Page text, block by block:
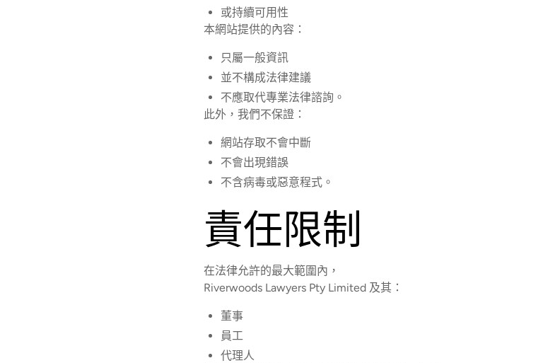
或持續可用性
本網站提供的內容：
只屬一般資訊
並不構成法律建議
不應取代專業法律諮詢。
此外，我們不保證：
網站存取不會中斷
不會出現錯誤
不含病毒或惡意程式。
責任限制
在法律允許的最大範圍內，
Riverwoods Lawyers Pty Limited 及其：
董事
員工
代理人